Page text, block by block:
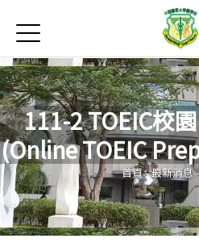
首頁
最新消息
Open submenu (EMI課
EMI課程簡介
Open submenu (活動集
活動集錦
學習資源
Jump to
Jump to
111-2 TOEIC校
(Online TOEIC您在
首頁-最新消息-